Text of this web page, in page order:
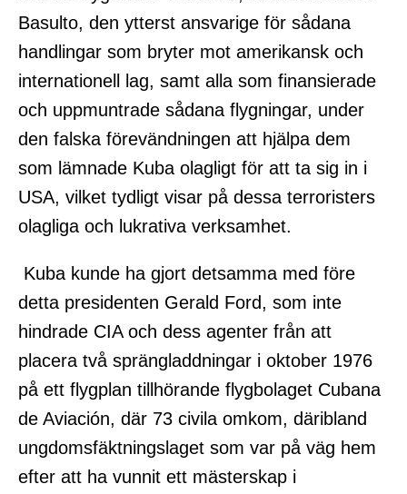
Basulto, den ytterst ansvarige för sådana
handlingar som bryter mot amerikansk och
internationell lag, samt alla som finansierade
och uppmuntrade sådana flygningar, under
den falska förevändningen att hjälpa dem
som lämnade Kuba olagligt för att ta sig in i
USA, vilket tydligt visar på dessa terroristers
olagliga och lukrativa verksamhet.
Kuba kunde ha gjort detsamma med före
detta presidenten Gerald Ford, som inte
hindrade CIA och dess agenter från att
placera två sprängladdningar i oktober 1976
på ett flygplan tillhörande flygbolaget Cubana
de Aviación, där 73 civila omkom, däribland
ungdomsfäktningslaget som var på väg hem
efter att ha vunnit ett mästerskap i